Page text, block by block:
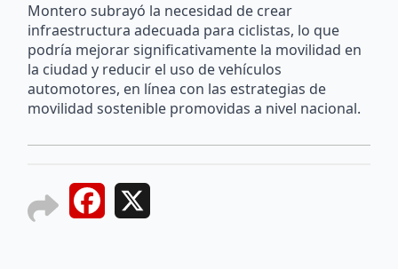
Montero subrayó la necesidad de crear
infraestructura adecuada para ciclistas, lo que
podría mejorar significativamente la movilidad en
la ciudad y reducir el uso de vehículos
automotores, en línea con las estrategias de
movilidad sostenible promovidas a nivel nacional.
Facebook